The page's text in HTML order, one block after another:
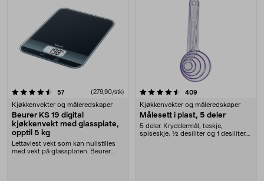
57anmeldelser(279,90/stk)
Kjøkkenvekter og måleredskaper
Beurer KS 19 digital
kjøkkenvekt med glassplate,
opptil 5 kg
Lettavlest vekt som kan nullstilles
med vekt på glassplaten. Beurer
4.5 av 5 stjerner 409
Kjøkkenvekter og måleredskaper
Målesett i plast, 5 deler
5 deler. Kryddermål, teskje,
spiseskje, ½ desiliter og 1 desiliter.